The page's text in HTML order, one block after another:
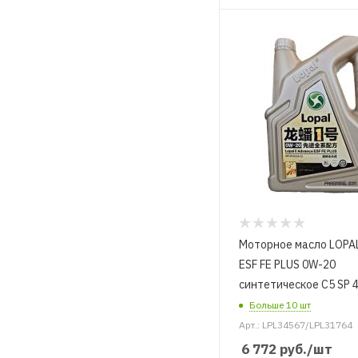
Моторное масло
ESF FE PLUS 0W-20
синтетическое C5 SP
Больше 10 шт
Арт.: LPL34567/LPL31764
6 772 руб./шт